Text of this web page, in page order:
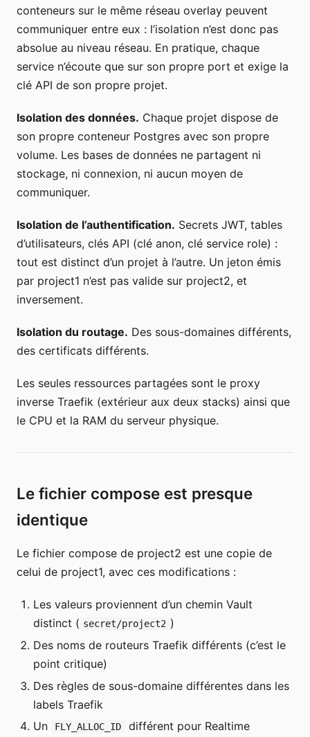
conteneurs sur le même réseau overlay peuvent
communiquer entre eux : l’isolation n’est donc pas
absolue au niveau réseau. En pratique, chaque
service n’écoute que sur son propre port et exige la
clé API de son propre projet.
Isolation des données. Chaque projet dispose de
son propre conteneur Postgres avec son propre
volume. Les bases de données ne partagent ni
stockage, ni connexion, ni aucun moyen de
communiquer.
Isolation de l’authentification. Secrets JWT, tables
d’utilisateurs, clés API (clé anon, clé service role) :
tout est distinct d’un projet à l’autre. Un jeton émis
par project1 n’est pas valide sur project2, et
inversement.
Isolation du routage. Des sous-domaines différents,
des certificats différents.
Les seules ressources partagées sont le proxy
inverse Traefik (extérieur aux deux stacks) ainsi que
le CPU et la RAM du serveur physique.
Le fichier compose est presque
identique
Le fichier compose de project2 est une copie de
celui de project1, avec ces modifications :
Les valeurs proviennent d’un chemin Vault
distinct ( secret/project2 )
Des noms de routeurs Traefik différents (c’est le
point critique)
Des règles de sous-domaine différentes dans les
labels Traefik
Un
FLY_ALLOC_ID
différent pour Realtime